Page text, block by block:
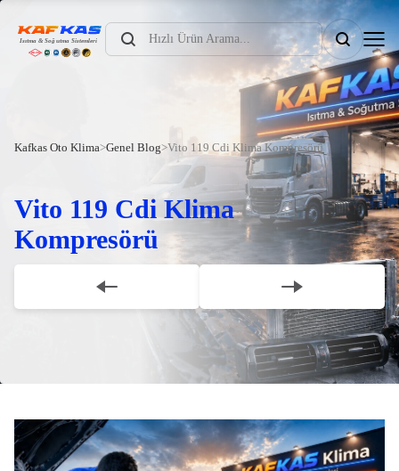
Products
search
Kafkas Oto Klima>Genel Blog>Vito 119 Cdi Klima Kompresörü
Vito 119 Cdi Klima
Kompresörü